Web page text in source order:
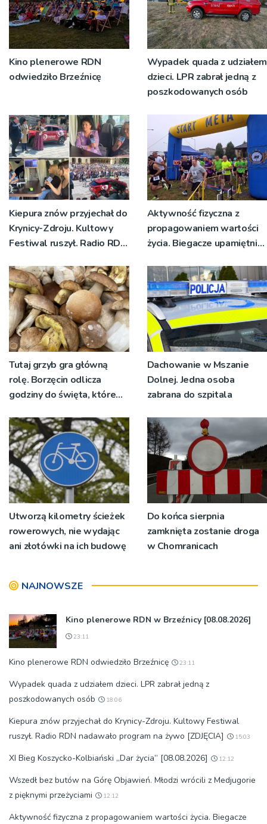
Kino plenerowe RDN
odwiedziło Brzeźnicę
Wypadek quada z udziałem
dzieci. LPR zabrał jedną z
poszkodowanych osób
Kiepura znów przyjechał do
Krynicy-Zdroju. Kultowy
Festiwal ruszył. Radio RDN
żywo [ZDJĘCIA]
Aktywność fizyczna z
propagowaniem wartości
życia. Biegacze upamiętnili
Tutaj grzyb gra główną
rolę. Borzęcin odlicza
godziny do święta, które
pokoleń
Dachowanie w Mszanie
Dolnej. Jedna osoba
zabrana do szpitala
Utworzą kilometry ścieżek
rowerowych, nie wydając
ani złotówki na ich budowę
Do końca sierpnia
zamknięta zostanie droga
w Chomranicach
NAJNOWSZE
Kino plenerowe RDN w Brzeźnicy [08.08.2026]
23:11
Kino plenerowe RDN odwiedziło Brzeźnicę 23:11
Wypadek quada z udziałem dzieci. LPR zabrał jedną z
poszkodowanych osób
18:06
Kiepura znów przyjechał do Krynicy-Zdroju. Kultowy Festiwal
ruszył. Radio RDN nadawało program na żywo [ZDJĘCIA]
15:03
XI Bieg Koszycko-Kolbiański „Dar życia” [08.08.2026] 12:12
Wszedł bez butów na Górę Objawień. Młodzi wrócili z Medjugorie
z pięknymi przeżyciami
12:12
Aktywność fizyczna z propagowaniem wartości życia. Biegacze